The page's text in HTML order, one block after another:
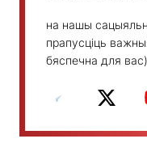
на нашы
прапусціць
бяспечна для вас)